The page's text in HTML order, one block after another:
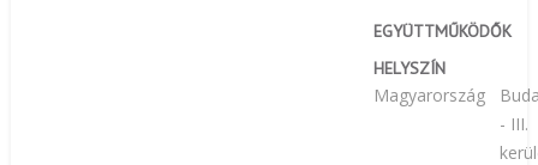
EGYÜTTMŰKÖDŐK
HELYSZÍN
Magyarország
- III.